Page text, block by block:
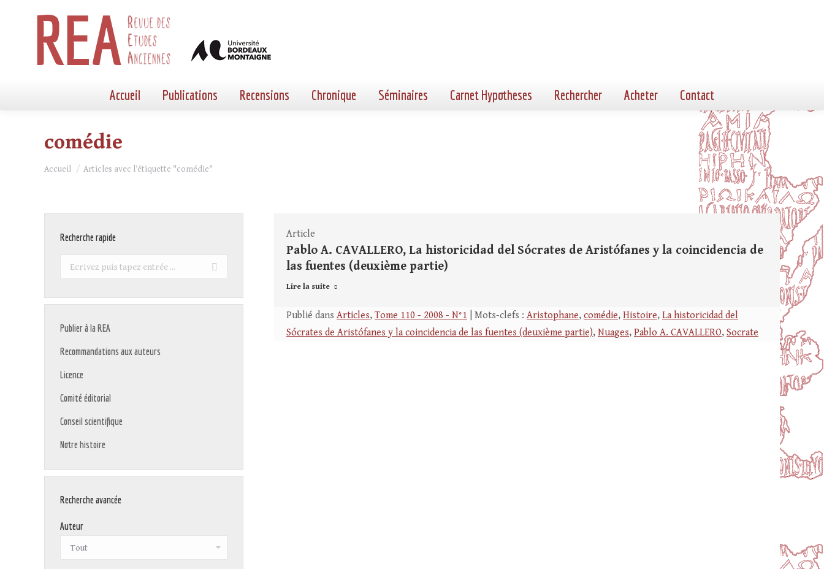
Accueil Publications Recensions Chronique Séminaires Carnet Hypotheses Rechercher Acheter Contact
comédie
Vous êtes ici :
Accueil Articles avec l’étiquette "comédie"
Article
Pablo A. CAVALLERO, La historicidad del Sócrates de Aristófanes y la coincidencia de
las fuentes (deuxième partie)
Lire la suite
Publié dans Articles, Tome 110 - 2008 - N°1 | Mots-clefs : Aristophane, comédie, Histoire, La historicidad del
Sócrates de Aristófanes y la coincidencia de las fuentes (deuxième partie), Nuages, Pablo A. CAVALLERO, Socrate
Recherche rapide
Recherche
Publier à la REA
Recommandations aux auteurs
Licence
Comité éditorial
Conseil scientifique
Notre histoire
Recherche avancée
Auteur